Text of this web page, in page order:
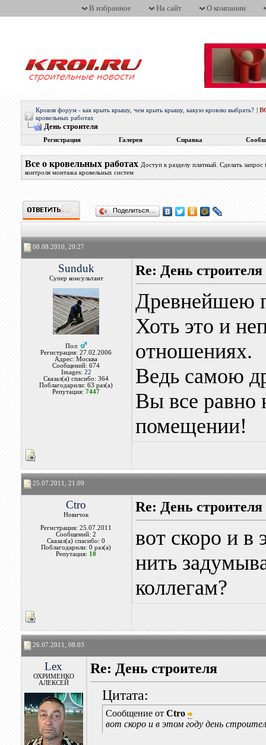
В избранное На сайт О компании
Кровля форум - как крыть крышу, чем крыть крышу, какую кровлю выбрать?
кровельных работах
День строителя
Регистрация Галерея Справка
Все о кровельных работах Доступ к разделу платный. Сделать
контроля монтажа кровельных систем
Поделиться…
08.08.2010, 20:27
Sunduk
Супер консультант
Пол:
Регистрация: 27.02.2006
Адрес: Москва
Сообщений: 674
Images: 22
Сказал(а) спасибо: 364
Поблагодарили: 63 раз(а)
Репутация:7447
Re: День строителя
Древнейшею
Хоть это и
отношениях.
Ведь самою
Вы все равно
помещении!
25.07.2011, 21:09
Ctro
Новичок
Регистрация: 25.07.2011
Сообщений: 2
Сказал(а) спасибо: 0
Поблагодарили: 0 раз(а)
Репутация: 10
Re: День строителя
вот скоро и в
нить
коллегам?
26.07.2011, 08:03
Lex
ОХРИМЕНКО
АЛЕКСЕЙ
Re: День строителя
Цитата:
Сообщение от Ctro
вот скоро и в этом году день